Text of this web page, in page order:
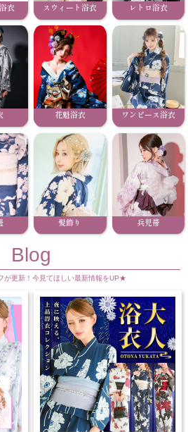
衣 スウィート浴衣 レトロ浴衣
花魁浴衣 ワンピース浴衣
髪飾り 兵児帯
Blog
が更新！今見てほしい最新情報をUP★